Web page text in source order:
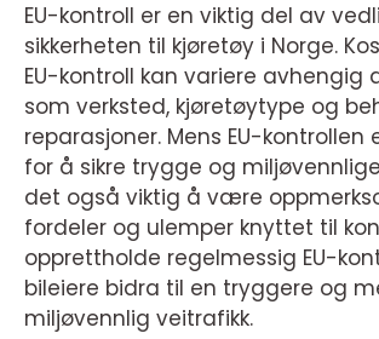
EU-kontroll er en viktig del av
sikkerheten til kjøretøy i Norge.
EU-kontroll kan variere avhengig
som verksted, kjøretøytype og
reparasjoner. Mens EU-kontrollen
for å sikre trygge og
det også viktig å være
fordeler og ulemper knyttet til
opprettholde regelmessig EU-
bileiere bidra til en tryggere og
miljøvennlig veitrafikk.